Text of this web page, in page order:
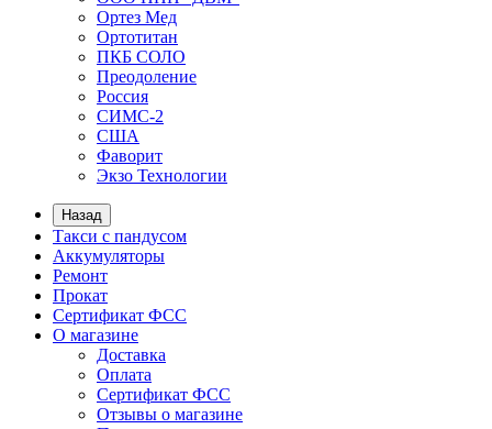
Ортез Мед
Ортотитан
ПКБ СОЛО
Преодоление
Россия
СИМС-2
США
Фаворит
Экзо Технологии
Назад
Такси с пандусом
Аккумуляторы
Ремонт
Прокат
Сертификат ФСС
О магазине
Доставка
Оплата
Сертификат ФСС
Отзывы о магазине